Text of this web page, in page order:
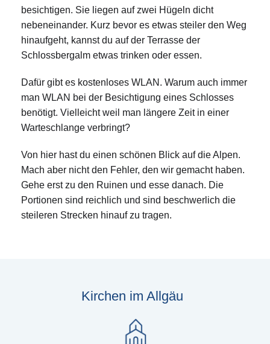
besichtigen. Sie liegen auf zwei Hügeln dicht
nebeneinander. Kurz bevor es etwas steiler den Weg
hinaufgeht, kannst du auf der Terrasse der
Schlossbergalm etwas trinken oder essen.
Dafür gibt es kostenloses WLAN. Warum auch immer
man WLAN bei der Besichtigung eines Schlosses
benötigt. Vielleicht weil man längere Zeit in einer
Warteschlange verbringt?
Von hier hast du einen schönen Blick auf die Alpen.
Mach aber nicht den Fehler, den wir gemacht haben.
Gehe erst zu den Ruinen und esse danach. Die
Portionen sind reichlich und sind beschwerlich die
steileren Strecken hinauf zu tragen.
Kirchen im Allgäu